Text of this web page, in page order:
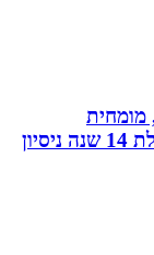
להתנהלות כלכלית ויעוץ פנסיוני, בעלת 14 שנה ניסיון